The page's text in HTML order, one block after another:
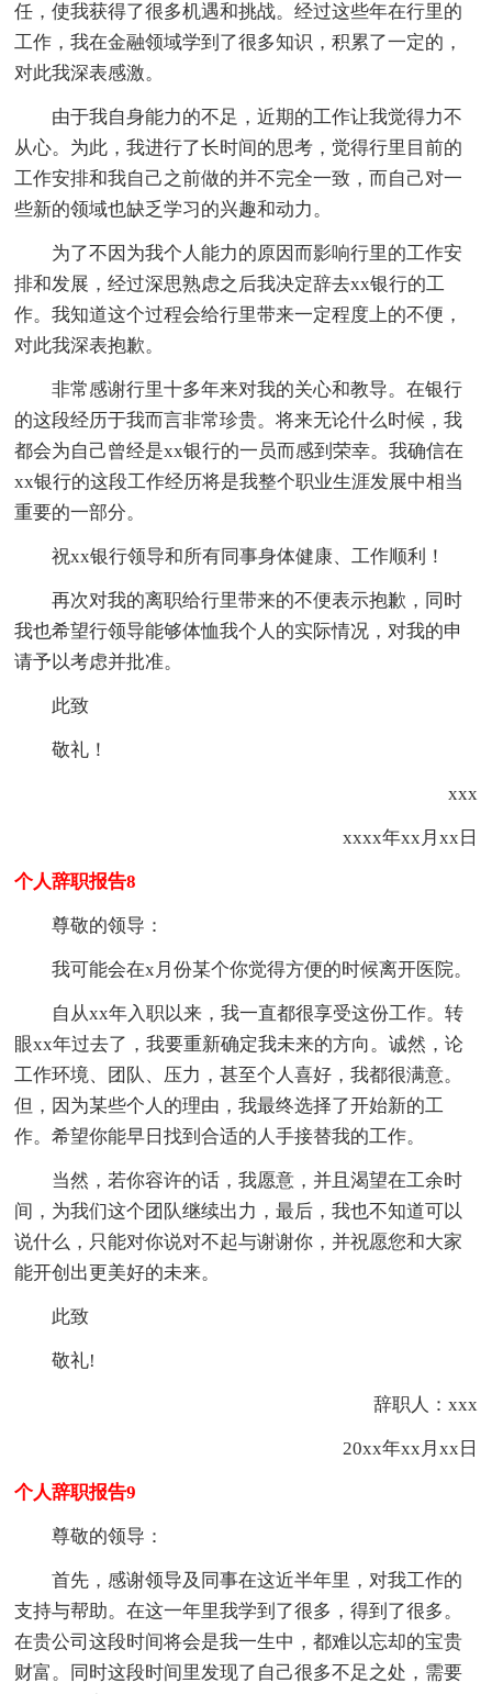
任，使我获得了很多机遇和挑战。经过这些年在行里的
工作，我在金融领域学到了很多知识，积累了一定的，
对此我深表感激。
由于我自身能力的不足，近期的工作让我觉得力不
从心。为此，我进行了长时间的思考，觉得行里目前的
工作安排和我自己之前做的并不完全一致，而自己对一
些新的领域也缺乏学习的兴趣和动力。
为了不因为我个人能力的原因而影响行里的工作安
排和发展，经过深思熟虑之后我决定辞去xx银行的工
作。我知道这个过程会给行里带来一定程度上的不便，
对此我深表抱歉。
非常感谢行里十多年来对我的关心和教导。在银行
的这段经历于我而言非常珍贵。将来无论什么时候，我
都会为自己曾经是xx银行的一员而感到荣幸。我确信在
xx银行的这段工作经历将是我整个职业生涯发展中相当
重要的一部分。
祝xx银行领导和所有同事身体健康、工作顺利！
再次对我的离职给行里带来的不便表示抱歉，同时
我也希望行领导能够体恤我个人的实际情况，对我的申
请予以考虑并批准。
此致
敬礼！
xxx
xxxx年xx月xx日
个人辞职报告8
尊敬的领导：
我可能会在x月份某个你觉得方便的时候离开医院。
自从xx年入职以来，我一直都很享受这份工作。转
眼xx年过去了，我要重新确定我未来的方向。诚然，论
工作环境、团队、压力，甚至个人喜好，我都很满意。
但，因为某些个人的理由，我最终选择了开始新的工
作。希望你能早日找到合适的人手接替我的工作。
当然，若你容许的话，我愿意，并且渴望在工余时
间，为我们这个团队继续出力，最后，我也不知道可以
说什么，只能对你说对不起与谢谢你，并祝愿您和大家
能开创出更美好的未来。
此致
敬礼!
辞职人：xxx
20xx年xx月xx日
个人辞职报告9
尊敬的领导：
首先，感谢领导及同事在这近半年里，对我工作的
支持与帮助。在这一年里我学到了很多，得到了很多。
在贵公司这段时间将会是我一生中，都难以忘却的宝贵
财富。同时这段时间里发现了自己很多不足之处，需要